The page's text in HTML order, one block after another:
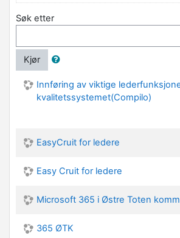
Søk etter
Kjør
Innføring av viktige
kvalitetssystemet(Compilo)
EasyCruit for ledere
Easy Cruit for ledere
Microsoft 365 i Østre Toten
365 ØTK